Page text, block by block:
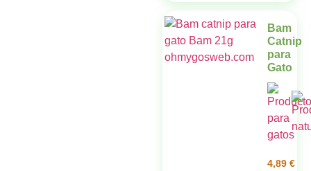
Bam
Catnip
para
Gato
4,89 €